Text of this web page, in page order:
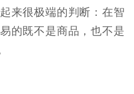
来很极端的判断：在智
的既不是商品，也不是